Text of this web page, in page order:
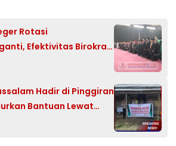
Rotasi
Efektivitas Birokrasi
Hadir di Pinggiran
Bantuan Lewat